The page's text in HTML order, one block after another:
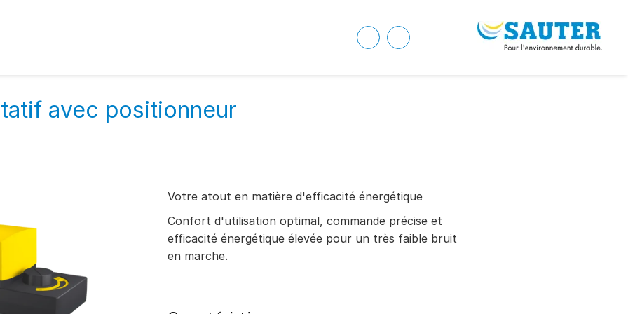
avec positionneur
Votre atout en matière d'efficacité énergétique
Confort d'utilisation optimal, commande précise et
efficacité énergétique élevée pour un très faible bruit
en marche.